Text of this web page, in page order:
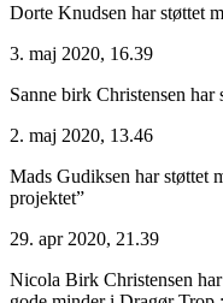
Dorte Knudsen har støttet
3. maj 2020, 16.39
Sanne birk Christensen har
2. maj 2020, 13.46
Mads Gudiksen har støttet
projektet”
29. apr 2020, 21.39
Nicola Birk Christensen